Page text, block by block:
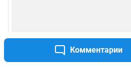
Комментарии